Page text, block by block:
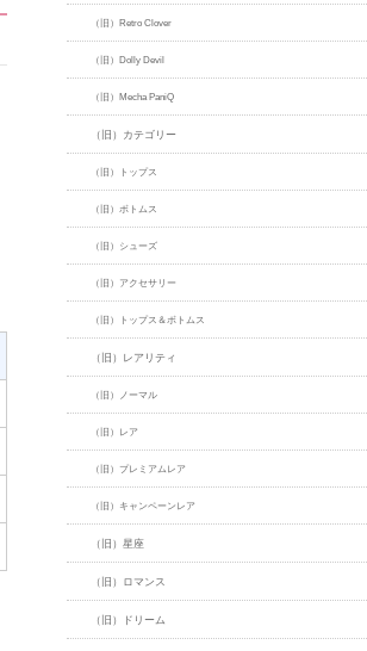
（旧）Retro Clover
（旧）Dolly Devil
（旧）Mecha PaniQ
（旧）カテゴリー
（旧）トップス
（旧）ボトムス
（旧）シューズ
（旧）アクセサリー
（旧）トップス＆ボトムス
（旧）レアリティ
（旧）ノーマル
（旧）レア
（旧）プレミアムレア
（旧）キャンペーンレア
（旧）星座
（旧）ロマンス
（旧）ドリーム